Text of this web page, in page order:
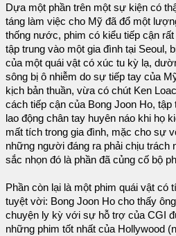
Dựa một phần trên một sự kiện có
táng làm việc cho Mỹ đã đổ một
thống nước, phim có kiểu tiếp cận
tập trung vào một gia đình tại Seoul,
của một quái vật có xúc tu kỳ lạ,
sông bị ô nhiễm do sự tiếp tay của
kịch bản thuần, vừa có chút Ken
cách tiếp cận của Bong Joon Ho,
lao động chân tay huyên náo khi họ
mất tích trong gia đình, mặc cho sự
những người đáng ra phải chịu trách
sắc nhọn đó là phần đã củng cố bộ
Phần còn lại là một phim quái vật có
tuyệt vời: Bong Joon Ho cho thấy
chuyện ly kỳ với sự hỗ trợ của CGI
những phim tốt nhất của Hollywood